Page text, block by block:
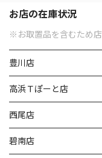
お店の在庫状況
※お取置品を含むため店
豊川店
高浜Ｔぽーと店
西尾店
碧南店